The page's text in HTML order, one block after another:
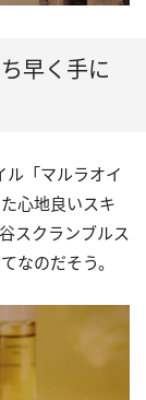
早く手に
ル「マルラオイ
心地良いスキ
スクランブルス
なのだそう。